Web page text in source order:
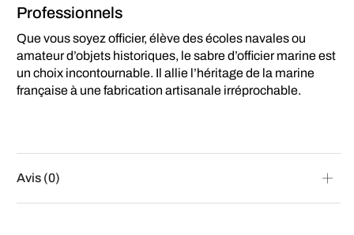
Professionnels
Que vous soyez officier, élève des écoles navales ou
amateur d’objets historiques, le sabre d’officier marine est
un choix incontournable. Il allie l’héritage de la marine
française à une fabrication artisanale irréprochable.
Avis (0)